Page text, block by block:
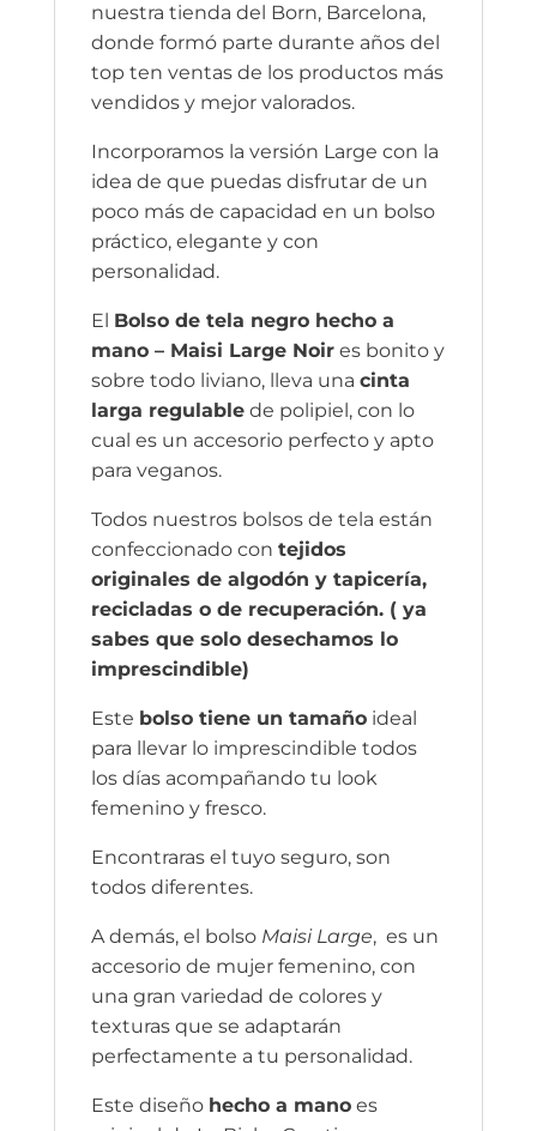
nuestra tienda del Born, Barcelona,
donde formó parte durante años del
top ten ventas de los productos más
vendidos y mejor valorados.
Incorporamos la versión Large con la
idea de que puedas disfrutar de un
poco más de capacidad en un bolso
práctico, elegante y con
personalidad.
El Bolso de tela negro hecho a
mano – Maisi Large Noires bonito y
sobre todo liviano, lleva una cinta
larga regulablede polipiel, con lo
cual es un accesorio perfecto y apto
para veganos.
Todos nuestros bolsos de tela están
confeccionado con tejidos
originales de algodón y tapicería,
recicladas o de recuperación. ( ya
sabes que solo desechamos lo
imprescindible)
Este bolso tiene un tamañoideal
para llevar lo imprescindible todos
los días acompañando tu look
femenino y fresco.
Encontraras el tuyo seguro, son
todos diferentes.
A demás, el bolso Maisi Large, es un
accesorio de mujer femenino, con
una gran variedad de colores y
texturas que se adaptarán
perfectamente a tu personalidad.
Este diseño hecho a manoes